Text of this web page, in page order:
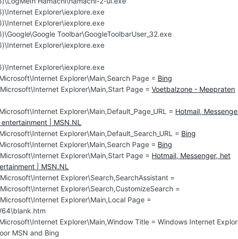
Explorer\iexplore.exe
Explorer\iexplore.exe
Toolbar\GoogleToolbarUser_32.exe
Explorer\iexplore.exe
Explorer\iexplore.exe
Explorer\Main,Search Page = Bing
Explorer\Main,Start Page =Voetbalzone - Meepraten
Explorer\Main,Default_Page_URL = Hotmail,
| MSN.NL
Explorer\Main,Default_Search_URL = Bing
Explorer\Main,Search Page = Bing
Explorer\Main,Start Page = Hotmail, Messenger, het
| MSN.NL
Explorer\Search,SearchAssistant =
Explorer\Search,CustomizeSearch =
Explorer\Main,Local Page =
Explorer\Main,Window Title = Windows Internet
MSN and Bing